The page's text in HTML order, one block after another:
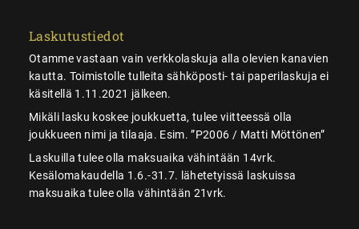
Laskutustiedot
Otamme vastaan vain verkkolaskuja alla olevien kanavien
kautta. Toimistolle tulleita sähköposti- tai paperilaskuja ei
käsitellä 1.11.2021 jälkeen.
Mikäli lasku koskee joukkuetta, tulee viitteessä olla
joukkueen nimi ja tilaaja. Esim. ”P2006 / Matti Möttönen”
Laskuilla tulee olla maksuaika vähintään 14vrk.
Kesälomakaudella 1.6.-31.7. lähetetyissä laskuissa
maksuaika tulee olla vähintään 21vrk.